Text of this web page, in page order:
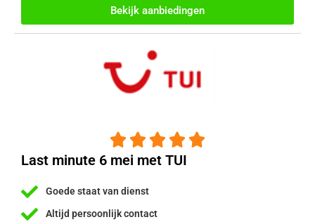
Bekijk aanbiedingen
    
Last minute 6 mei met TUI
Goede staat van dienst
Altijd persoonlijk contact